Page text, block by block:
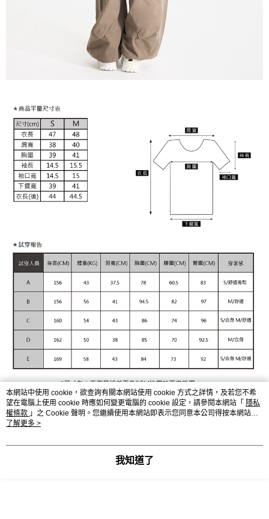
本網站中使用 cookie，欲查詢有關本網站使用 cookie 方式之詳情，及若您不希
望在電腦上使用 cookie 時應如何變更電腦的 cookie 設定，請參閱本網站「 隱私
權條款 」之 Cookie 聲明。您繼續使用本網站即表示您同意本公司得按本網站使
用條款之 Cookie 聲明使用 cookie。
了解更多 >
我知道了